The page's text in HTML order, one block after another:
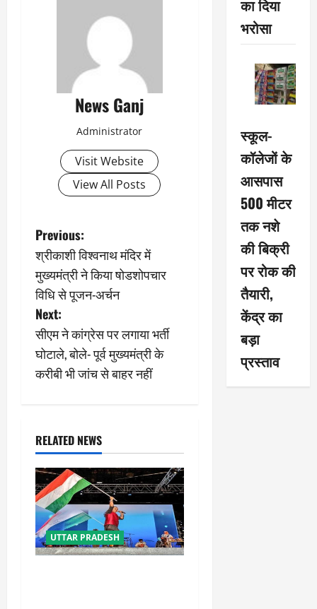
News Ganj
Administrator
Visit Website
View All Posts
P
o
s
t
n
a
i
g
a
t
i
Previous:
श्रीकाशी विश्वनाथ मंदिर में
मुख्यमंत्री ने किया षोडशोपचार
विधि से पूजन-अर्चन
Next:
सीएम ने कांग्रेस पर लगाया भर्ती
घोटाले, बोले- पूर्व मुख्यमंत्री के
करीबी भी जांच से बाहर नहीं
RELATED NEWS
UTTAR PRADESH
का दिया
भरोसा
स्कूल-
कॉलेजों के
आसपास
500 मीटर
तक नशे
की बिक्री
पर रोक की
तैयारी,
केंद्र का
बड़ा
प्रस्ताव